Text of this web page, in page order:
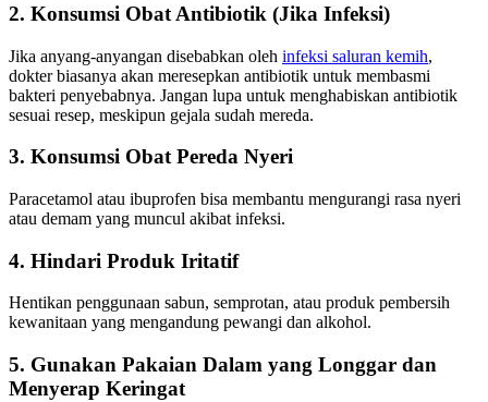
2. Konsumsi Obat Antibiotik (Jika Infeksi)
Jika anyang-anyangan disebabkan oleh infeksi saluran kemih,
dokter biasanya akan meresepkan antibiotik untuk membasmi
bakteri penyebabnya. Jangan lupa untuk menghabiskan antibiotik
sesuai resep, meskipun gejala sudah mereda.
3. Konsumsi Obat Pereda Nyeri
Paracetamol atau ibuprofen bisa membantu mengurangi rasa nyeri
atau demam yang muncul akibat infeksi.
4. Hindari Produk Iritatif
Hentikan penggunaan sabun, semprotan, atau produk pembersih
kewanitaan yang mengandung pewangi dan alkohol.
5. Gunakan Pakaian Dalam yang Longgar dan
Menyerap Keringat